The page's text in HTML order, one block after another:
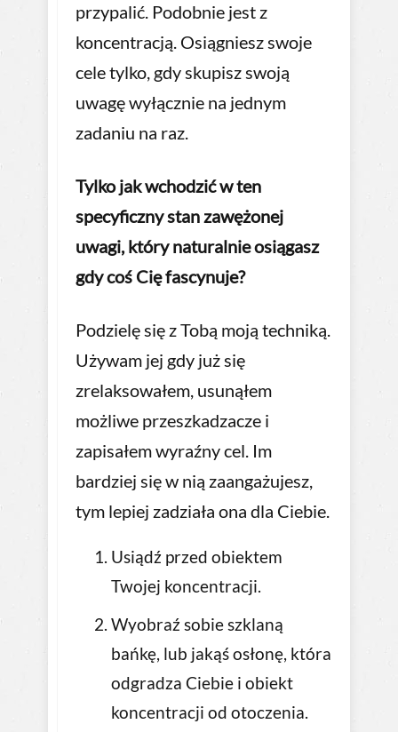
przypalić. Podobnie jest z
koncentracją. Osiągniesz swoje
cele tylko, gdy skupisz swoją
uwagę wyłącznie na jednym
zadaniu na raz.
Tylko jak wchodzić w ten
specyficzny stan zawężonej
uwagi, który naturalnie osiągasz
gdy coś Cię fascynuje?
Podzielę się z Tobą moją techniką.
Używam jej gdy już się
zrelaksowałem, usunąłem
możliwe przeszkadzacze i
zapisałem wyraźny cel. Im
bardziej się w nią zaangażujesz,
tym lepiej zadziała ona dla Ciebie.
Usiądź przed obiektem
Twojej koncentracji.
Wyobraź sobie szklaną
bańkę, lub jakąś osłonę, która
odgradza Ciebie i obiekt
koncentracji od otoczenia.